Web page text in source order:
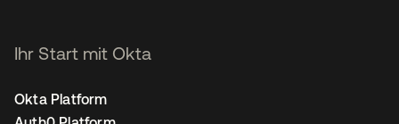
Ihr Start mit Okta
Okta Platform